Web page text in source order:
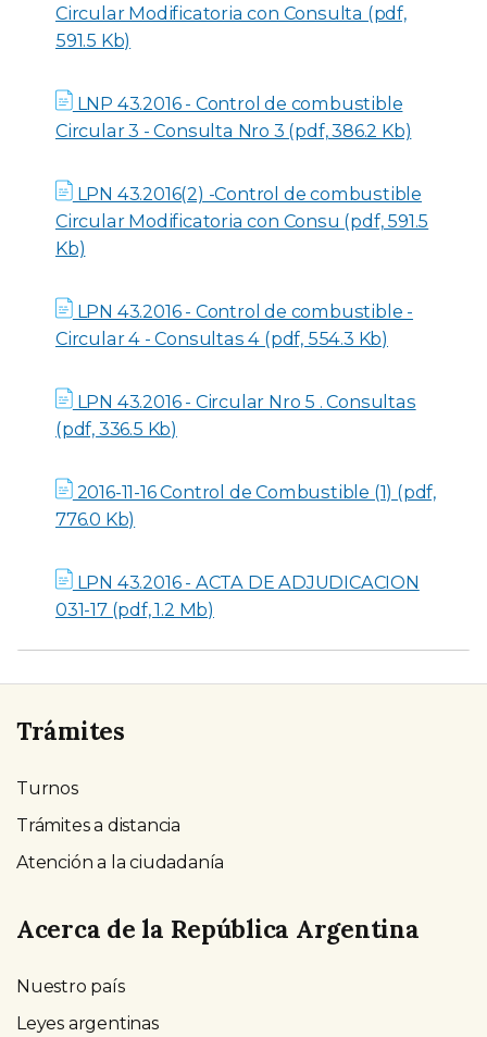
Circular Modificatoria con Consulta (pdf,
591.5 Kb)
LNP 43.2016 - Control de combustible
Circular 3 - Consulta Nro 3 (pdf, 386.2 Kb)
LPN 43.2016(2) -Control de combustible
Circular Modificatoria con Consu (pdf, 591.5
Kb)
LPN 43.2016 - Control de combustible -
Circular 4 - Consultas 4 (pdf, 554.3 Kb)
LPN 43.2016 - Circular Nro 5 . Consultas
(pdf, 336.5 Kb)
2016-11-16 Control de Combustible (1) (pdf,
776.0 Kb)
LPN 43.2016 - ACTA DE ADJUDICACION
031-17 (pdf, 1.2 Mb)
Trámites
Turnos
Trámites a distancia
Atención a la ciudadanía
Acerca de la República Argentina
Nuestro país
Leyes argentinas